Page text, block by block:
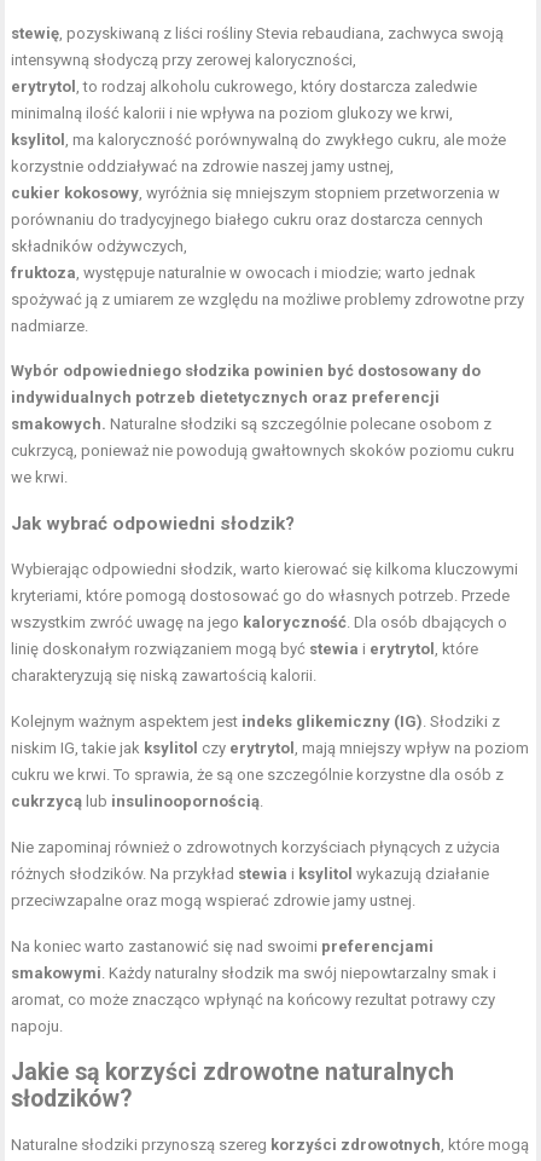
stewię, pozyskiwaną z liści rośliny Stevia rebaudiana, zachwyca swoją
intensywną słodyczą przy zerowej kaloryczności,
erytrytol , to rodzaj alkoholu cukrowego, który dostarcza zaledwie
minimalną ilość kalorii i nie wpływa na poziom glukozy we krwi,
ksylitol , ma kaloryczność porównywalną do zwykłego cukru, ale może
korzystnie oddziaływać na zdrowie naszej jamy ustnej,
cukier kokosowy, wyróżnia się mniejszym stopniem przetworzenia w
porównaniu do tradycyjnego białego cukru oraz dostarcza cennych
składników odżywczych,
fruktoza, występuje naturalnie w owocach i miodzie; warto jednak
spożywać ją z umiarem ze względu na możliwe problemy zdrowotne przy
nadmiarze.
Wybór odpowiedniego słodzika powinien być dostosowany do
indywidualnych potrzeb dietetycznych oraz preferencji
smakowych. Naturalne słodziki są szczególnie polecane osobom z
cukrzycą, ponieważ nie powodują gwałtownych skoków poziomu cukru
we krwi.
Jak wybrać odpowiedni słodzik?
Wybierając odpowiedni słodzik, warto kierować się kilkoma kluczowymi
kryteriami, które pomogą dostosować go do własnych potrzeb. Przede
wszystkim zwróć uwagę na jego kaloryczność. Dla osób dbających o
linię doskonałym rozwiązaniem mogą być stewia i erytrytol , które
charakteryzują się niską zawartością kalorii.
Kolejnym ważnym aspektem jest indeks glikemiczny (IG). Słodziki z
niskim IG, takie jak ksylitol czy erytrytol , mają mniejszy wpływ na poziom
cukru we krwi. To sprawia, że są one szczególnie korzystne dla osób z
cukrzycą lub insulinoopornością.
Nie zapominaj również o zdrowotnych korzyściach płynących z użycia
różnych słodzików. Na przykład stewia i ksylitol wykazują działanie
przeciwzapalne oraz mogą wspierać zdrowie jamy ustnej.
Na koniec warto zastanowić się nad swoimi preferencjami
smakowymi. Każdy naturalny słodzik ma swój niepowtarzalny smak i
aromat, co może znacząco wpłynąć na końcowy rezultat potrawy czy
napoju.
Jakie są korzyści zdrowotne naturalnych
słodzików?
Naturalne słodziki przynoszą szereg korzyści zdrowotnych, które mogą